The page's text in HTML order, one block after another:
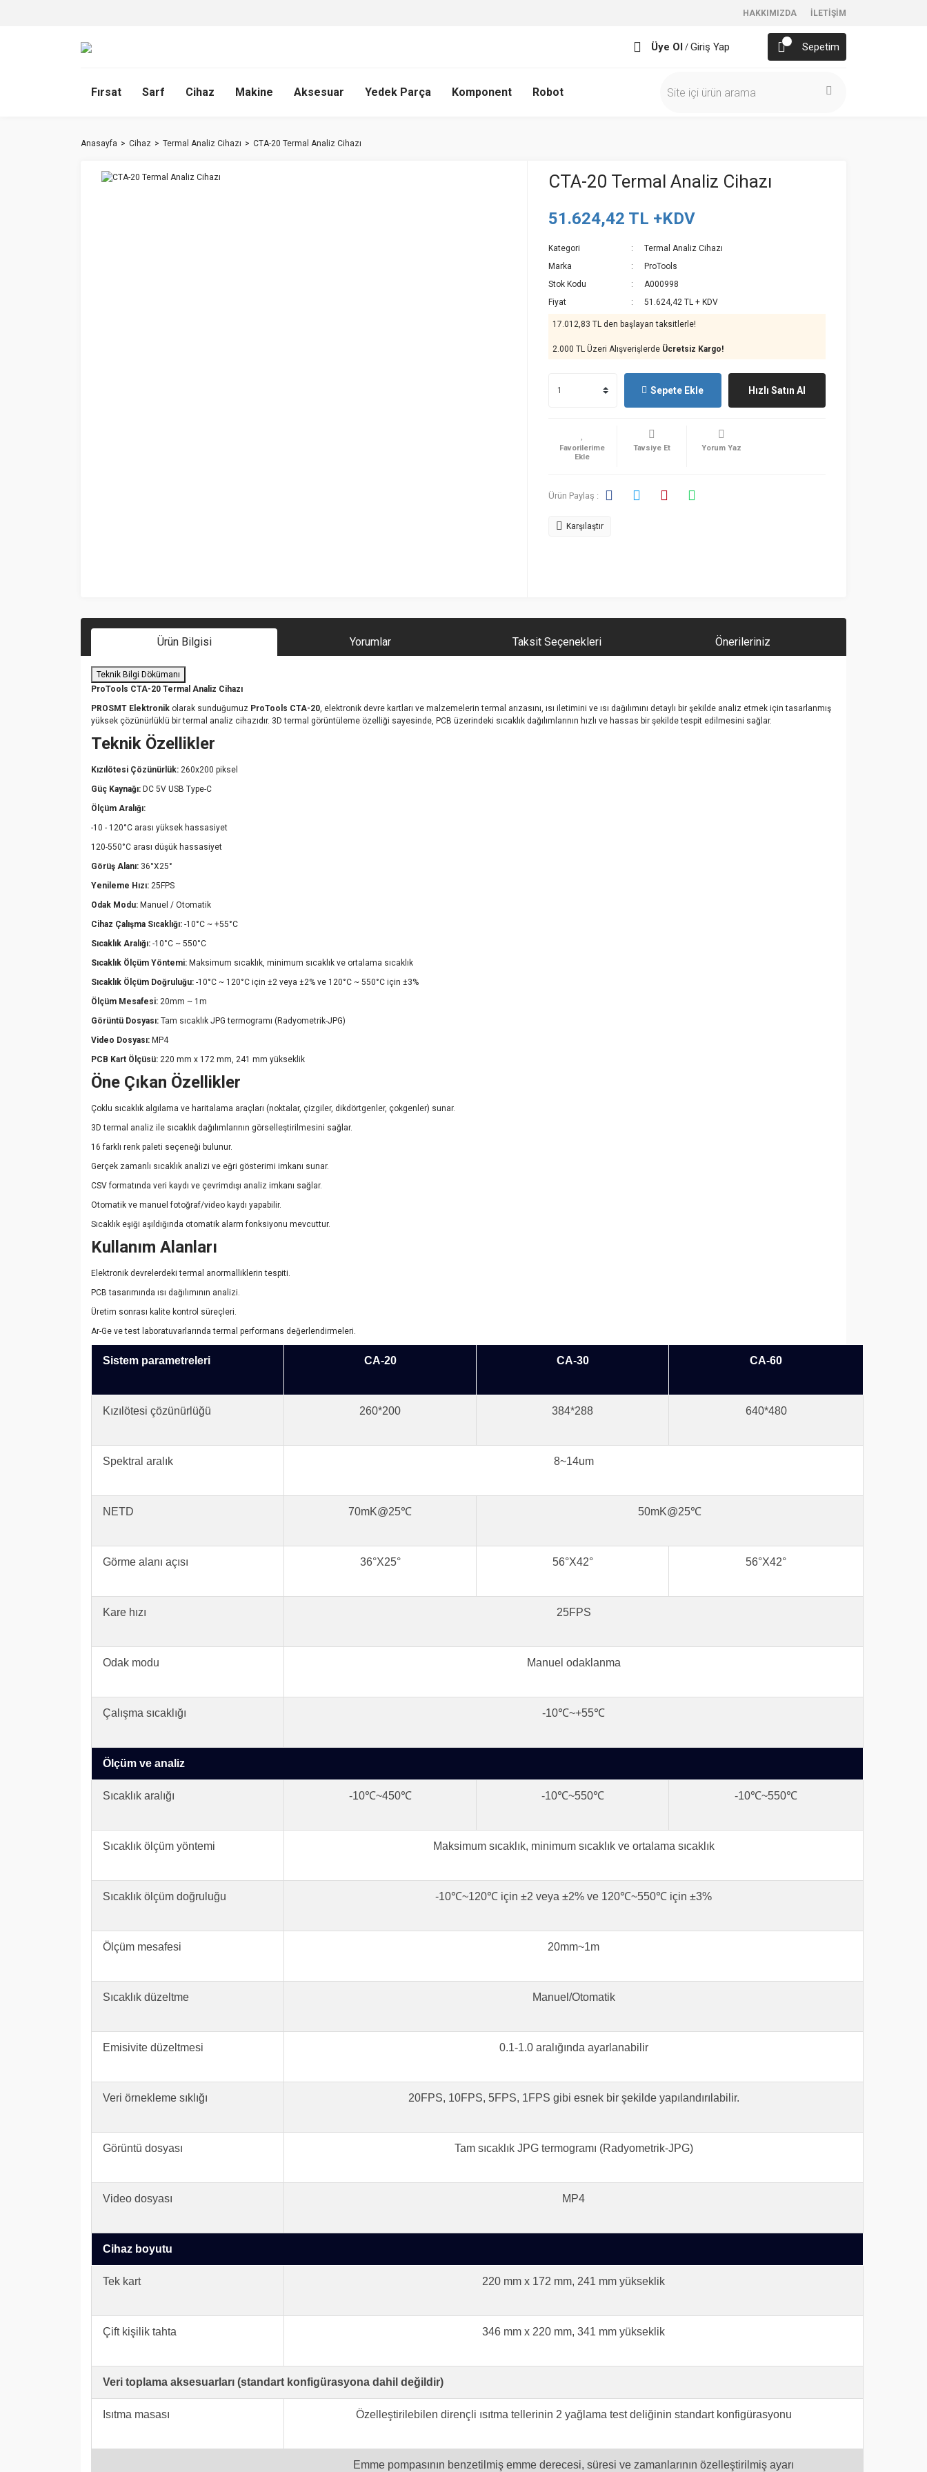
HAKKIMIZDA İLETİŞİM
Üye Ol / Giriş Yap Sepetim
Fırsat Sarf Cihaz Makine Aksesuar Yedek Parça Komponent Robot
Anasayfa Cihaz Termal Analiz Cihazı CTA-20 Termal Analiz Cihazı
CTA-20 Termal Analiz Cihazı
51.624,42 TL +KDV
Kategori
Termal Analiz Cihazı
Marka
ProTools
Stok Kodu
A000998
Fiyat
51.624,42 TL + KDV
17.012,83 TL den başlayan taksitlerle!
2.000 TL Üzeri Alışverişlerde Ücretsiz Kargo!
Sepete Ekle Hızlı Satın Al
Tavsiye Et Yorum Yaz
Ürün Paylaş :
Karşılaştır
Ürün Bilgisi Yorumlar Taksit Seçenekleri Önerileriniz
Teknik Bilgi Dökümanı
ProTools CTA-20 Termal Analiz Cihazı
PROSMT Elektronik olarak sunduğumuz ProTools CTA-20 , elektronik devre kartları ve malzemelerin termal arızasını, ısı iletimini ve ısı dağılımını detaylı bir şekilde analiz etmek için tasarlanmış
yüksek çözünürlüklü bir termal analiz cihazıdır. 3D termal görüntüleme özelliği sayesinde, PCB üzerindeki sıcaklık dağılımlarının hızlı ve hassas bir şekilde tespit edilmesini sağlar.
Teknik Özellikler
Kızılötesi Çözünürlük: 260x200 piksel
Güç Kaynağı: DC 5V USB Type-C
Ölçüm Aralığı:
-10 - 120°C arası yüksek hassasiyet
120-550°C arası düşük hassasiyet
Görüş Alanı: 36°X25°
Yenileme Hızı: 25FPS
Odak Modu: Manuel / Otomatik
Cihaz Çalışma Sıcaklığı: -10°C ~ +55°C
Sıcaklık Aralığı: -10°C ~ 550°C
Sıcaklık Ölçüm Yöntemi: Maksimum sıcaklık, minimum sıcaklık ve ortalama sıcaklık
Sıcaklık Ölçüm Doğruluğu: -10°C ~ 120°C için ±2 veya ±2% ve 120°C ~ 550°C için ±3%
Ölçüm Mesafesi: 20mm ~ 1m
Görüntü Dosyası: Tam sıcaklık JPG termogramı (Radyometrik-JPG)
Video Dosyası: MP4
PCB Kart Ölçüsü: 220 mm x 172 mm, 241 mm yükseklik
Öne Çıkan Özellikler
Çoklu sıcaklık algılama ve haritalama araçları (noktalar, çizgiler, dikdörtgenler, çokgenler) sunar.
3D termal analiz ile sıcaklık dağılımlarının görselleştirilmesini sağlar.
16 farklı renk paleti seçeneği bulunur.
Gerçek zamanlı sıcaklık analizi ve eğri gösterimi imkanı sunar.
CSV formatında veri kaydı ve çevrimdışı analiz imkanı sağlar.
Otomatik ve manuel fotoğraf/video kaydı yapabilir.
Sıcaklık eşiği aşıldığında otomatik alarm fonksiyonu mevcuttur.
Kullanım Alanları
Elektronik devrelerdeki termal anormalliklerin tespiti.
PCB tasarımında ısı dağılımının analizi.
Üretim sonrası kalite kontrol süreçleri.
Ar-Ge ve test laboratuvarlarında termal performans değerlendirmeleri.
Sistem parametreleri CA-20 CA-30 CA-60
Kızılötesi çözünürlüğü 260*200 384*288 640*480
Spektral aralık 8~14um
NETD 70mK@25℃ 50mK@25℃
Görme alanı açısı 36°X25° 56°X42° 56°X42°
Kare hızı 25FPS
Odak modu Manuel odaklanma
Çalışma sıcaklığı -10℃~+55℃
Ölçüm ve analiz
Sıcaklık aralığı -10℃~450℃ -10℃~550℃ -10℃~550℃
Sıcaklık ölçüm yöntemi Maksimum sıcaklık, minimum sıcaklık ve ortalama sıcaklık
Sıcaklık ölçüm doğruluğu -10℃~120℃ için ±2 veya ±2% ve 120℃~550℃ için ±3%
Ölçüm mesafesi 20mm~1m
Sıcaklık düzeltme Manuel/Otomatik
Emisivite düzeltmesi 0.1-1.0 aralığında ayarlanabilir
Veri örnekleme sıklığı 20FPS, 10FPS, 5FPS, 1FPS gibi esnek bir şekilde yapılandırılabilir.
Görüntü dosyası Tam sıcaklık JPG termogramı (Radyometrik-JPG)
Video dosyası MP4
Cihaz boyutu
Tek kart 220 mm x 172 mm, 241 mm yükseklik
Çift kişilik tahta 346 mm x 220 mm, 341 mm yükseklik
Veri toplama aksesuarları (standart konfigürasyona dahil değildir)
Isıtma masası Özelleştirilebilen dirençli ısıtma tellerinin 2 yağlama test deliğinin standart konfigürasyonu
Emme pompasının benzetilmiş emme derecesi, süresi ve zamanlarının özelleştirilmiş ayarı